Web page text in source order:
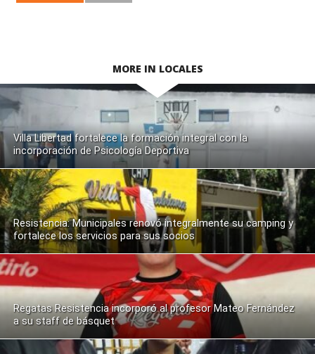
MORE IN LOCALES
Villa Libertad fortalece la formación integral con la
incorporación de Psicología Deportiva
Resistencia: Municipales renovó integralmente su camping y
fortalece los servicios para sus socios
Regatas Resistencia incorporó al profesor Mateo Fernández
a su staff de básquet